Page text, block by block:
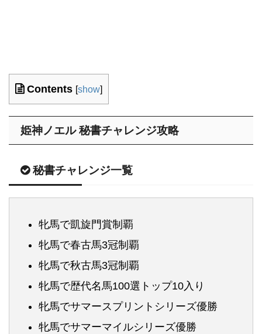
Contents [show]
姫神ノエル 秘書チャレンジ攻略
秘書チャレンジ一覧
牝馬で凱旋門賞制覇
牝馬で春古馬3冠制覇
牝馬で秋古馬3冠制覇
牝馬で歴代名馬100選トップ10入り
牝馬でサマースプリントシリーズ優勝
牝馬でサマーマイルシリーズ優勝